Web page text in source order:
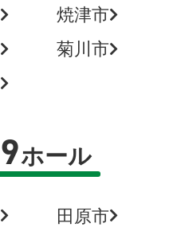
焼津市
菊川市
9ホール
田原市